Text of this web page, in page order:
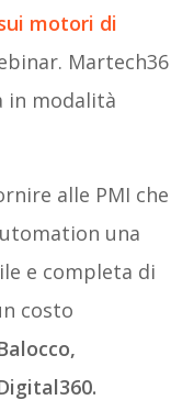
motori di
Martech36
in modalità
alle PMI che
una
e completa di
costo